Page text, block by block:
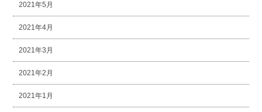
2021年5月
2021年4月
2021年3月
2021年2月
2021年1月